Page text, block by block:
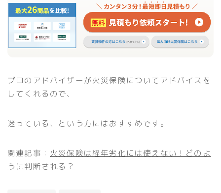
プロのアドバイザーが火災保険についてアドバイスを
してくれるので、
迷っている、という方にはおすすめです。
関連記事： 火災保険は経年劣化には使えない！どのよ
うに判断される？